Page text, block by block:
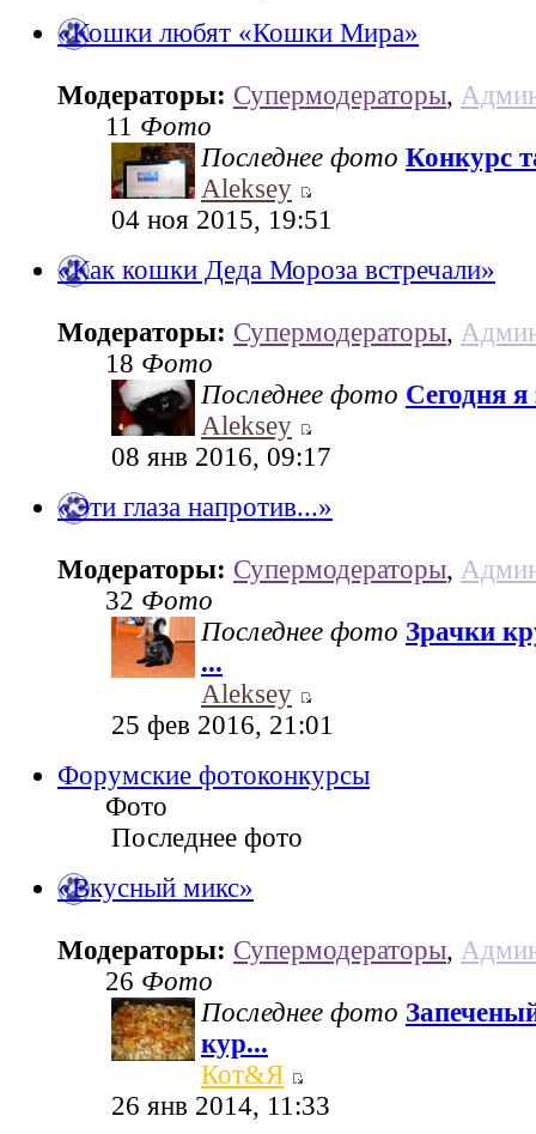
«Кошки любят «Кошки Мира»
Модераторы: Супермодераторы,
11 Фото
Последнее фото Конкурс
Aleksey
04 ноя 2015, 19:51
«Как кошки Деда Мороза встречали»
Модераторы: Супермодераторы,
18 Фото
Последнее фото Сегодня
Aleksey
08 янв 2016, 09:17
«Эти глаза напротив...»
Модераторы: Супермодераторы,
32 Фото
Последнее фото Зрачки
...
Aleksey
25 фев 2016, 21:01
Форумские фотоконкурсы
Фото
Последнее фото
«Вкусный микс»
Модераторы: Супермодераторы,
26 Фото
Последнее фото
кур...
Кот&Я
26 янв 2014, 11:33